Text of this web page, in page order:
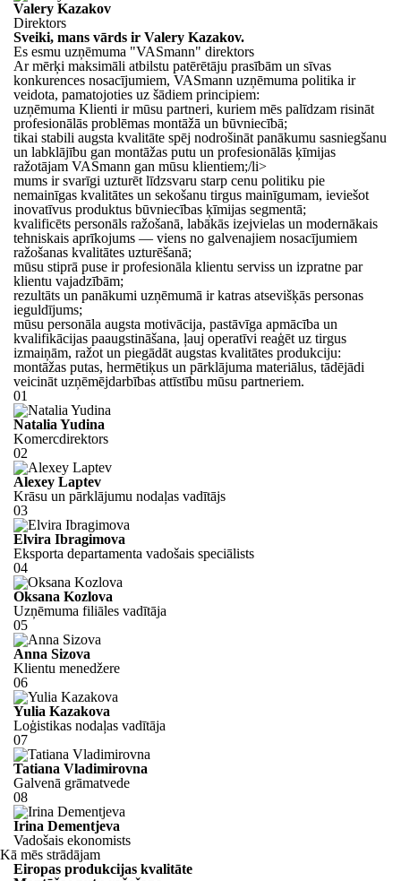
Valery Kazakov
Direktors
Sveiki, mans vārds ir Valery Kazakov.
Es esmu uzņēmuma "VASmann" direktors
Ar mērķi maksimāli atbilstu patērētāju prasībām un sīvas
konkurences nosacījumiem, VASmann uzņēmuma politika ir
veidota, pamatojoties uz šādiem principiem:
uzņēmuma Klienti ir mūsu partneri, kuriem mēs palīdzam risināt
profesionālās problēmas montāžā un būvniecībā;
tikai stabili augsta kvalitāte spēj nodrošināt panākumu sasniegšanu
un labklājību gan montāžas putu un profesionālās ķīmijas
ražotājam VASmann gan mūsu klientiem;/li>
mums ir svarīgi uzturēt līdzsvaru starp cenu politiku pie
nemainīgas kvalitātes un sekošanu tirgus mainīgumam, ieviešot
inovatīvus produktus būvniecības ķīmijas segmentā;
kvalificēts personāls ražošanā, labākās izejvielas un modernākais
tehniskais aprīkojums — viens no galvenajiem nosacījumiem
ražošanas kvalitātes uzturēšanā;
mūsu stiprā puse ir profesionāla klientu serviss un izpratne par
klientu vajadzībām;
rezultāts un panākumi uzņēmumā ir katras atsevišķās personas
ieguldījums;
mūsu personāla augsta motivācija, pastāvīga apmācība un
kvalifikācijas paaugstināšana, ļauj operatīvi reaģēt uz tirgus
izmaiņām, ražot un piegādāt augstas kvalitātes produkciju:
montāžas putas, hermētiķus un pārklājuma materiālus, tādējādi
veicināt uzņēmējdarbības attīstību mūsu partneriem.
01
Natalia Yudina
Komercdirektors
02
Alexey Laptev
Krāsu un pārklājumu nodaļas vadītājs
03
Elvira Ibragimova
Eksporta departamenta vadošais speciālists
04
Oksana Kozlova
Uzņēmuma filiāles vadītāja
05
Anna Sizova
Klientu menedžere
06
Yulia Kazakova
Loģistikas nodaļas vadītāja
07
Tatiana Vladimirovna
Galvenā grāmatvede
08
Irina Dementjeva
Vadošais ekonomists
Kā mēs strādājam
Eiropas produkcijas kvalitāte